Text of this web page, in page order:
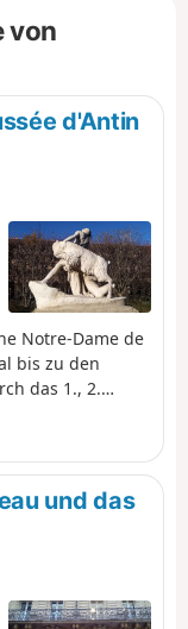
von
d'Antin
Notre-Dame de
bis zu den
das 1., 2.
und das